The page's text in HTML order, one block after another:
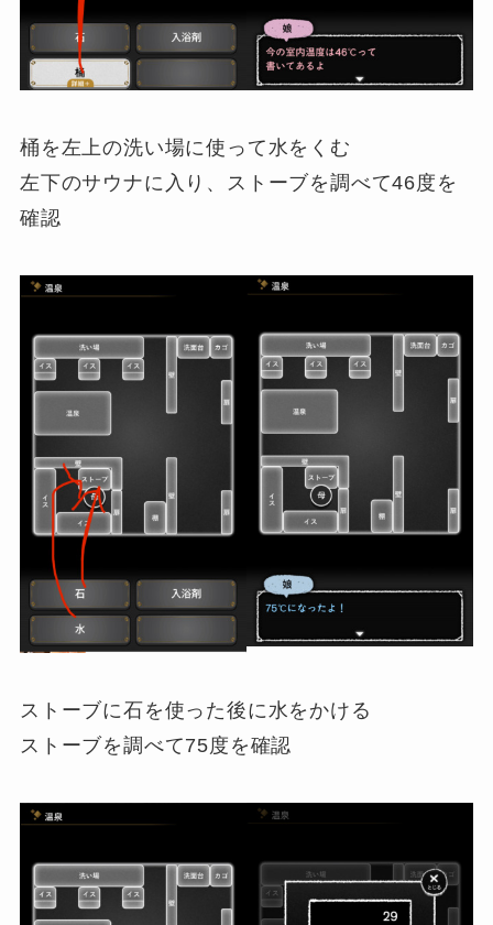
桶を左上の洗い場に使って水をくむ
左下のサウナに入り、ストーブを調べて46度を
確認
ストーブに石を使った後に水をかける
ストーブを調べて75度を確認